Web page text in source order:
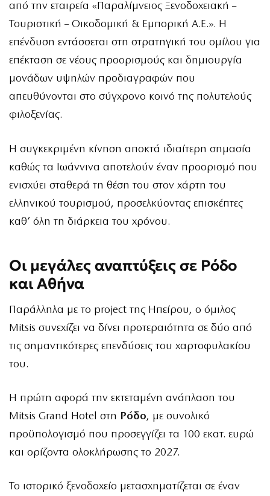
από την εταιρεία «Παραλίμνειος Ξενοδοχειακή –
Τουριστική – Οικοδομική & Εμπορική Α.Ε.». Η
επένδυση εντάσσεται στη στρατηγική του ομίλου για
επέκταση σε νέους προορισμούς και δημιουργία
μονάδων υψηλών προδιαγραφών που
απευθύνονται στο σύγχρονο κοινό της πολυτελούς
φιλοξενίας.
Η συγκεκριμένη κίνηση αποκτά ιδιαίτερη σημασία
καθώς τα Ιωάννινα αποτελούν έναν προορισμό που
ενισχύει σταθερά τη θέση του στον χάρτη του
ελληνικού τουρισμού, προσελκύοντας επισκέπτες
καθ’ όλη τη διάρκεια του χρόνου.
Οι μεγάλες αναπτύξεις σε Ρόδο
και Αθήνα
Παράλληλα με το project της Ηπείρου, ο όμιλος
Mitsis συνεχίζει να δίνει προτεραιότητα σε δύο από
τις σημαντικότερες επενδύσεις του χαρτοφυλακίου
του.
Η πρώτη αφορά την εκτεταμένη ανάπλαση του
Mitsis Grand Hotel στη Ρόδο, με συνολικό
προϋπολογισμό που προσεγγίζει τα 100 εκατ. ευρώ
και ορίζοντα ολοκλήρωσης το 2027.
Το ιστορικό ξενοδοχείο μετασχηματίζεται σε έναν